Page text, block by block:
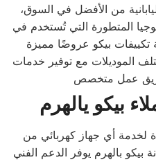
من الأفضل في السوق،
المتطورة التي تُستخدم في
تكييفات بيكو عروضًا مميزة
الموديلات مع توفير خدمات
بيكو يالهرم
لخدمة أي جهاز كهربائي من
بيكو بالهرم يوفر الدعم الفني